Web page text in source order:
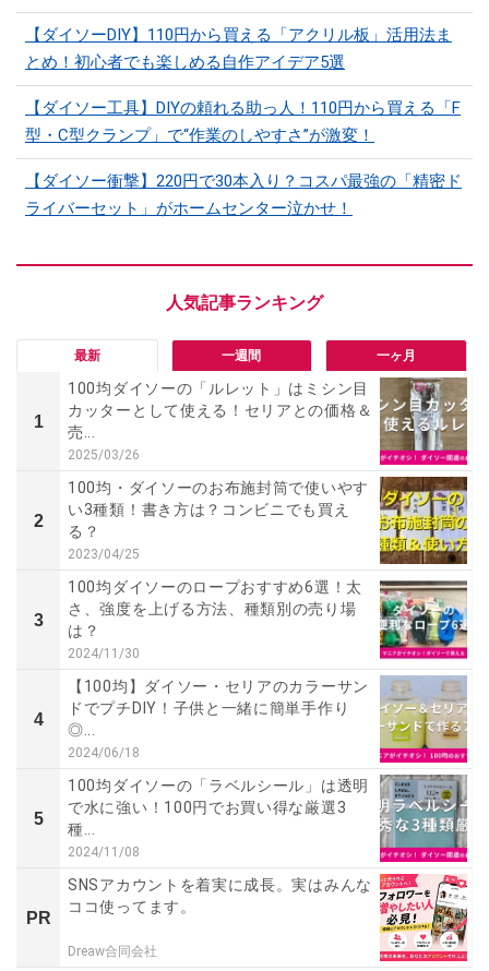
【ダイソーDIY】110円から買える「アクリル板」活用法ま
とめ！初心者でも楽しめる自作アイデア5選
【ダイソー工具】DIYの頼れる助っ人！110円から買える「F
型・C型クランプ」で“作業のしやすさ”が激変！
【ダイソー衝撃】220円で30本入り？コスパ最強の「精密ド
ライバーセット」がホームセンター泣かせ！
最新 一週間 一ヶ月
1
100均ダイソーの「ルレット」はミシン目
カッターとして使える！セリアとの価格＆
売...
2025/03/26
2
100均・ダイソーのお布施封筒で使いやす
い3種類！書き方は？コンビニでも買え
る？
2023/04/25
3
100均ダイソーのロープおすすめ6選！太
さ、強度を上げる方法、種類別の売り場
は？
2024/11/30
4
【100均】ダイソー・セリアのカラーサン
ドでプチDIY！子供と一緒に簡単手作り
◎...
2024/06/18
5
100均ダイソーの「ラベルシール」は透明
で水に強い！100円でお買い得な厳選3
種...
2024/11/08
PR
SNSアカウントを着実に成長。実はみんな
ココ使ってます。
Dreaw合同会社